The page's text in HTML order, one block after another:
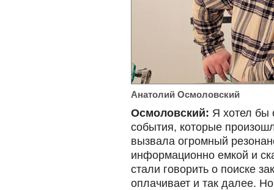
Анатолий Осмоловский
Осмоловский: Я хотел бы
события, которые
вызвала огромный
информационно емкой и
стали говорить о поиске
оплачивает и так далее.